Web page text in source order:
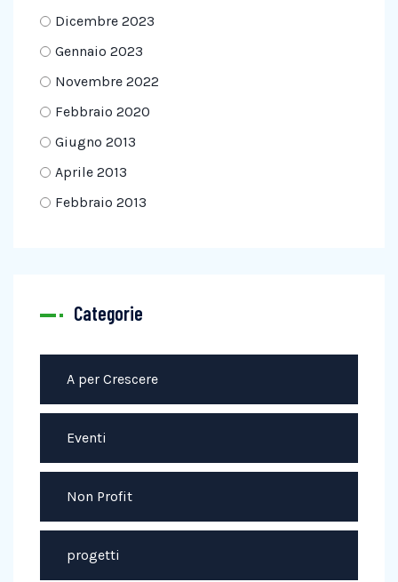
Dicembre 2023
Gennaio 2023
Novembre 2022
Febbraio 2020
Giugno 2013
Aprile 2013
Febbraio 2013
Categorie
A per Crescere
Eventi
Non Profit
progetti